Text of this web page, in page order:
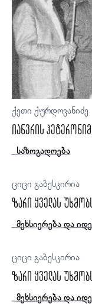
ქეთი ქურდოვანიძე
იანვრის
საზოგადოება
ციცი გაბესკირია
ზარი ყველას
მეხსიერება და
ციცი გაბესკირია
ზარი ყველას
მეხსიერება და